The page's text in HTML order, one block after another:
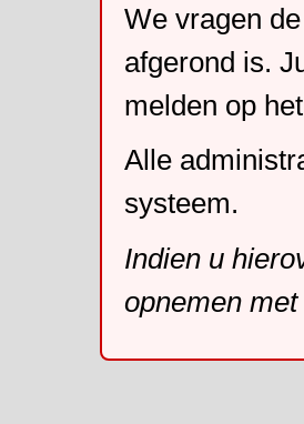
We vragen
afgerond is.
melden op
Alle
systeem.
Indien u
opnemen